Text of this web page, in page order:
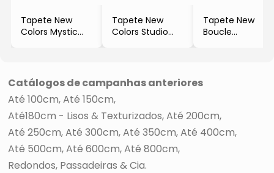
Tapete New
Colors Mystic
Tapete New
Colors Studio
Tapete New
Boucle
Catálogos de campanhas anteriores
Até 100cm Até 150cm
Até180cm - Lisos & Texturizados Até 200cm
Até 250cm Até 300cm Até 350cm Até 400cm
Até 500cm Até 600cm Até 800cm
Redondos, Passadeiras & Cia